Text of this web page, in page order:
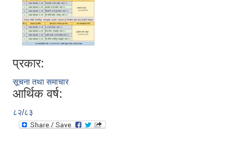
प्रकार:
सूचना तथा समाचार
आर्थिक वर्ष:
८२/८३